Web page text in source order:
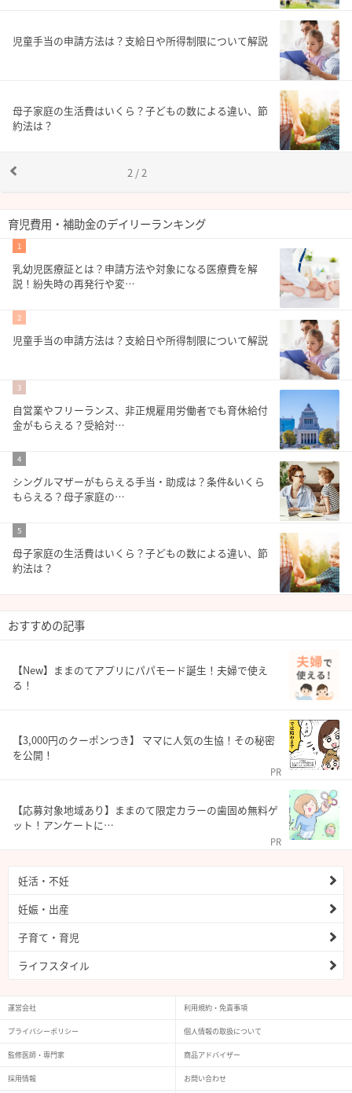
児童手当の申請方法は？支給日や所得制限について解説
母子家庭の生活費はいくら？子どもの数による違い、節
約法は？
2 / 2
育児費用・補助金のデイリーランキング
1
乳幼児医療証とは？申請方法や対象になる医療費を解
説！紛失時の再発行や変…
2
児童手当の申請方法は？支給日や所得制限について解説
3
自営業やフリーランス、非正規雇用労働者でも育休給付
金がもらえる？受給対…
4
シングルマザーがもらえる手当・助成は？条件&いくら
もらえる？母子家庭の…
5
母子家庭の生活費はいくら？子どもの数による違い、節
約法は？
おすすめの記事
【New】ままのてアプリにパパモード誕生！夫婦で使え
る！
【3,000円のクーポンつき】 ママに人気の生協！その秘密
を公開！
PR
【応募対象地域あり】ままのて限定カラーの歯固め無料ゲ
ット！アンケートに…
PR
妊活・不妊
妊娠・出産
子育て・育児
ライフスタイル
運営会社 利用規約・免責事項
プライバシーポリシー 個人情報の取扱について
監修医師・専門家 商品アドバイザー
採用情報 お問い合わせ